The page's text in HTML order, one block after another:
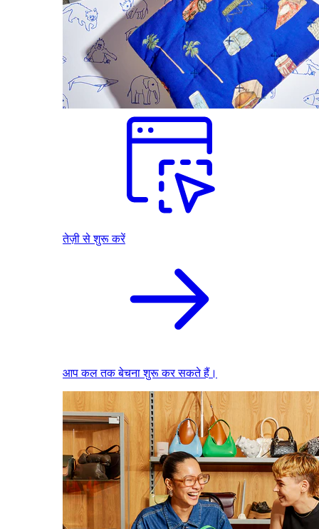
तेज़ी से शुरू करें
आप कल तक बेचना शुरू कर सकते हैं।